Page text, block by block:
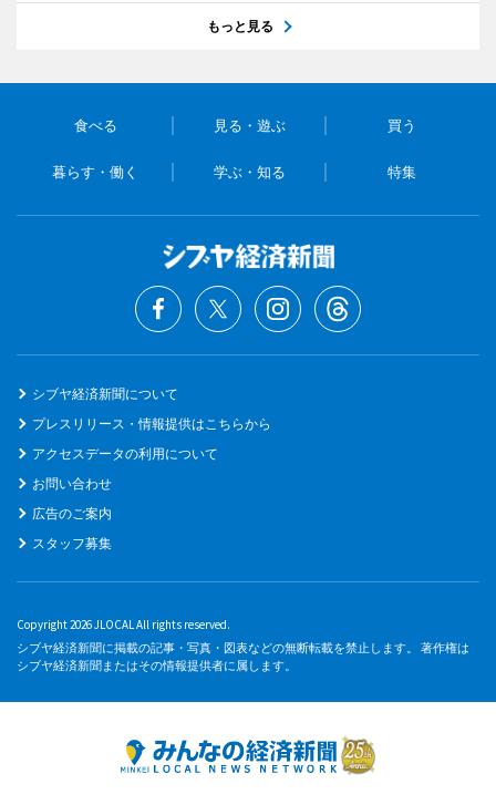
もっと見る
食べる 見る・遊ぶ 買う
暮らす・働く 学ぶ・知る 特集
シブヤ経済新聞について
プレスリリース・情報提供はこちらから
アクセスデータの利用について
お問い合わせ
広告のご案内
スタッフ募集
Copyright 2026 JLOCAL All rights reserved.
シブヤ経済新聞に掲載の記事・写真・図表などの無断転載を禁止します。 著作権は
シブヤ経済新聞またはその情報提供者に属します。